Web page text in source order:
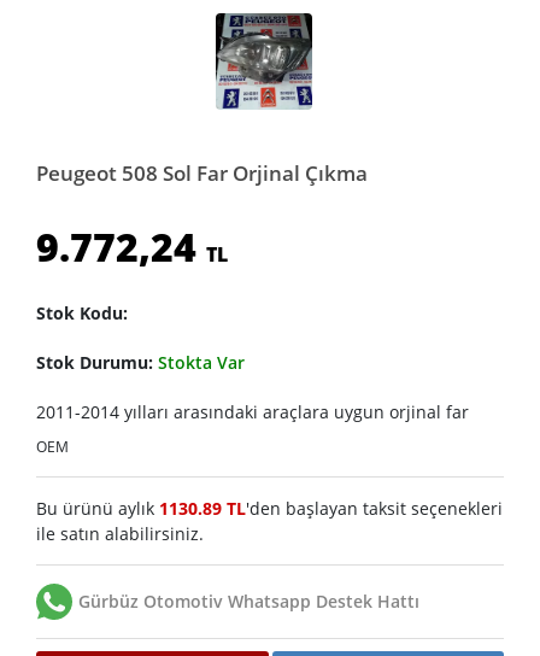
Peugeot 508 Sol Far Orjinal Çıkma
9.772,24 TL
Stok Kodu:
Stok Durumu: Stokta Var
2011-2014 yılları arasındaki araçlara uygun orjinal far
OEM
Bu ürünü aylık 1130.89 TL'den başlayan taksit seçenekleri
ile satın alabilirsiniz.
Gürbüz Otomotiv Whatsapp Destek Hattı